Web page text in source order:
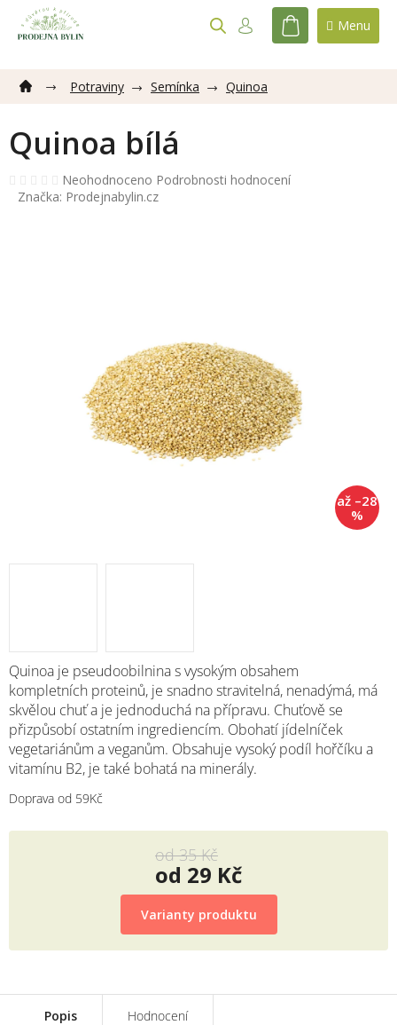
obsah
NÁKUPNÍ
Potraviny Semínka Quinoa
Quinoa bílá
Průměrné
hodnocení
Neohodnoceno Podrobnosti hodnocení
Značka: Prodejnabylin.cz
až –28
%
Quinoa je pseudoobilnina s vysokým obsahem
kompletních proteinů, je snadno stravitelná, nenadýmá, má
skvělou chuť a je jednoduchá na přípravu. Chuťově se
přizpůsobí ostatním ingrediencím. Obohatí jídelníček
vegetariánům a veganům. Obsahuje vysoký podíl hořčíku a
vitamínu B2, je také bohatá na minerály.
Doprava od 59Kč
od 35 Kč
od 29 Kč
Měrná
cena:
Varianty produktu
Popis Hodnocení